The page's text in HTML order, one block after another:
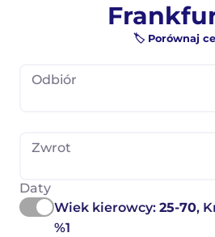
🏷️ Porównaj
Odbiór
Zwrot
Daty
Wiek kierowcy:25-70,
%1